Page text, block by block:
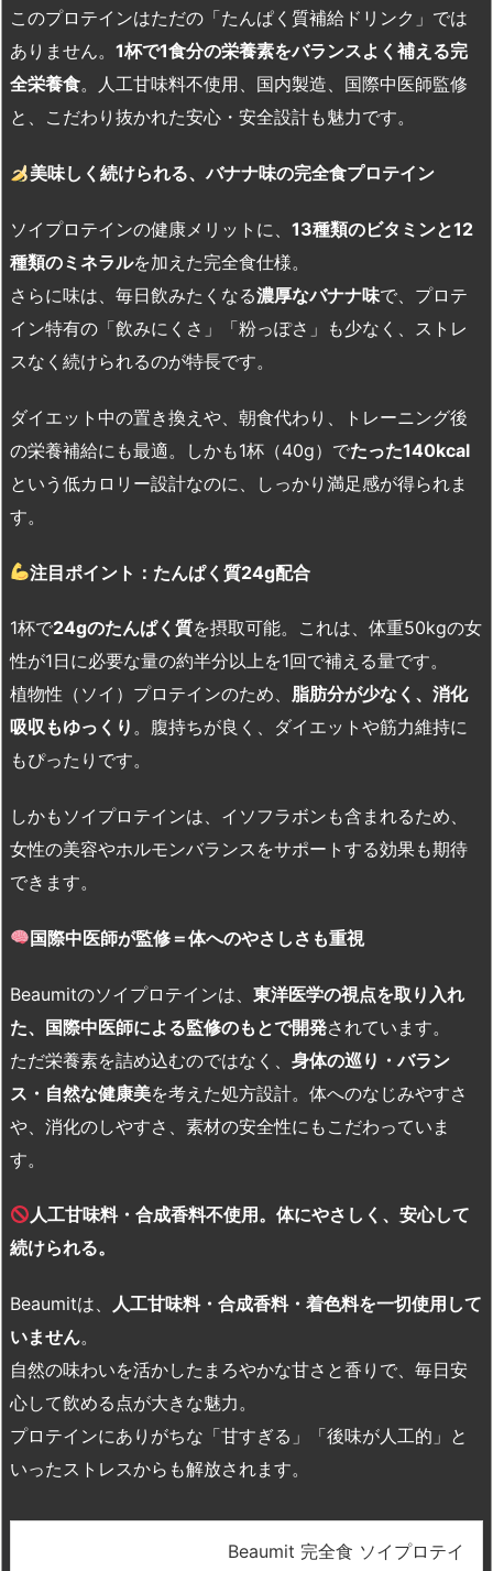
このプロテインはただの「たんぱく質補給ドリンク」では
ありません。 1杯で1食分の栄養素をバランスよく補える完
全栄養食。人工甘味料不使用、国内製造、国際中医師監修
と、こだわり抜かれた安心・安全設計も魅力です。
美味しく続けられる、バナナ味の完全食プロテイン
ソイプロテインの健康メリットに、 13種類のビタミンと12
種類のミネラルを加えた完全食仕様。
さらに味は、毎日飲みたくなる濃厚なバナナ味で、プロテ
イン特有の「飲みにくさ」「粉っぽさ」も少なく、ストレ
スなく続けられるのが特長です。
ダイエット中の置き換えや、朝食代わり、トレーニング後
の栄養補給にも最適。しかも1杯（40g）でたった140kcal
という低カロリー設計なのに、しっかり満足感が得られま
す。
注目ポイント：たんぱく質24g配合
1杯で24gのたんぱく質を摂取可能。これは、体重50kgの女
性が1日に必要な量の約半分以上を1回で補える量です。
植物性（ソイ）プロテインのため、 脂肪分が少なく、消化
吸収もゆっくり 。腹持ちが良く、ダイエットや筋力維持に
もぴったりです。
しかもソイプロテインは、イソフラボンも含まれるため、
女性の美容やホルモンバランスをサポートする効果も期待
できます。
国際中医師が監修＝体へのやさしさも重視
Beaumitのソイプロテインは、 東洋医学の視点を取り入れ
た、国際中医師による監修のもとで開発されています。
ただ栄養素を詰め込むのではなく、 身体の巡り・バラン
ス・自然な健康美を考えた処方設計。体へのなじみやすさ
や、消化のしやすさ、素材の安全性にもこだわっていま
す。
人工甘味料・合成香料不使用。体にやさしく、安心して
続けられる。
Beaumitは、 人工甘味料・合成香料・着色料を一切使用して
いません。
自然の味わいを活かしたまろやかな甘さと香りで、毎日安
心して飲める点が大きな魅力。
プロテインにありがちな「甘すぎる」「後味が人工的」と
いったストレスからも解放されます。
Beaumit 完全食 ソイプロテイ